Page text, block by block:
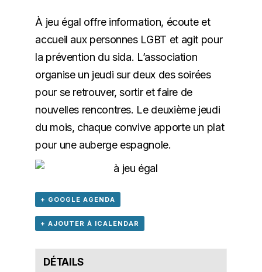
À jeu égal offre information, écoute et
accueil aux personnes LGBT et agit pour
la prévention du sida. L’association
organise un jeudi sur deux des soirées
pour se retrouver, sortir et faire de
nouvelles rencontres. Le deuxième jeudi
du mois, chaque convive apporte un plat
pour une auberge espagnole.
+ GOOGLE AGENDA
+ AJOUTER À ICALENDAR
DÉTAILS